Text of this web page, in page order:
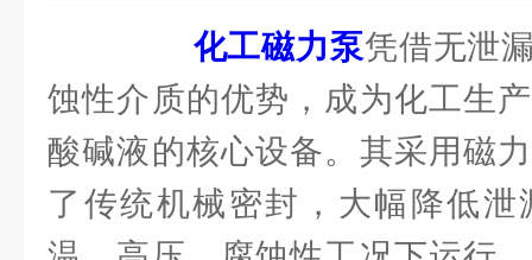
化工磁力泵凭借无泄
蚀性介质的优势，成为化工生
酸碱液的核心设备。其采用磁
了传统机械密封，大幅降低